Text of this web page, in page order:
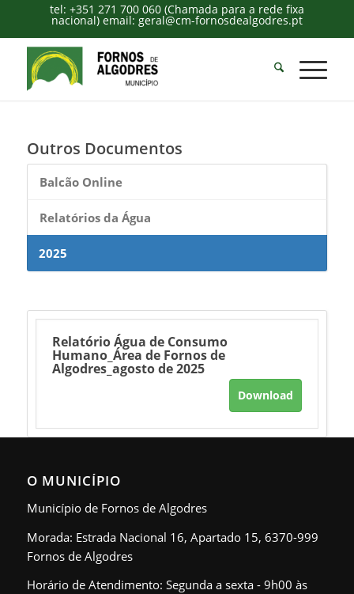
tel: +351 271 700 060 (Chamada para a rede fixa
nacional) email: geral@cm-fornosdealgodres.pt
Outros Documentos
Balcão Online
Relatórios da Água
2025
Relatório Água de Consumo
Humano_Área de Fornos de
Algodres_agosto de 2025
Download
O MUNICÍPIO
Município de Fornos de Algodres
Morada: Estrada Nacional 16, Apartado 15, 6370-999
Fornos de Algodres
Horário de Atendimento: Segunda a sexta - 9h00 às